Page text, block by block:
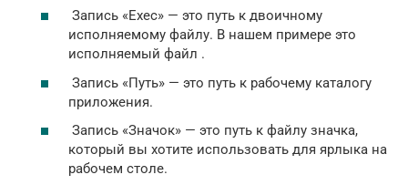
Запись «Exec» — это путь к двоичному
исполняемому файлу. В нашем примере это
исполняемый файл .
Запись «Путь» — это путь к рабочему каталогу
приложения.
Запись «Значок» — это путь к файлу значка,
который вы хотите использовать для ярлыка на
рабочем столе.